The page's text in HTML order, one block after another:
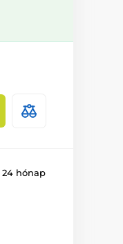
24 hónap